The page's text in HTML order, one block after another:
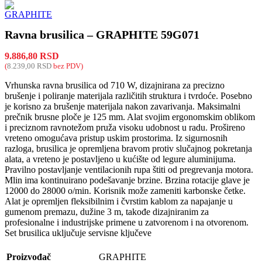
Ravna brusilica – GRAPHITE 59G071
9.886,80 RSD
(8.239,00 RSD bez PDV)
Vrhunska ravna brusilica od 710 W, dizajnirana za precizno
brušenje i poliranje materijala različitih struktura i tvrdoće. Posebno
je korisno za brušenje materijala nakon zavarivanja. Maksimalni
prečnik brusne ploče je 125 mm. Alat svojim ergonomskim oblikom
i preciznom ravnotežom pruža visoku udobnost u radu. Prošireno
vreteno omogućava pristup uskim prostorima. Iz sigurnosnih
razloga, brusilica je opremljena bravom protiv slučajnog pokretanja
alata, a vreteno je postavljeno u kućište od legure aluminijuma.
Pravilno postavljanje ventilacionih rupa štiti od pregrevanja motora.
Mlin ima kontinuirano podešavanje brzine. Brzina rotacije glave je
12000 do 28000 o/min. Korisnik može zameniti karbonske četke.
Alat je opremljen fleksibilnim i čvrstim kablom za napajanje u
gumenom premazu, dužine 3 m, takođe dizajniranim za
profesionalne i industrijske primene u zatvorenom i na otvorenom.
Set brusilica uključuje servisne ključeve
Proizvođač GRAPHITE